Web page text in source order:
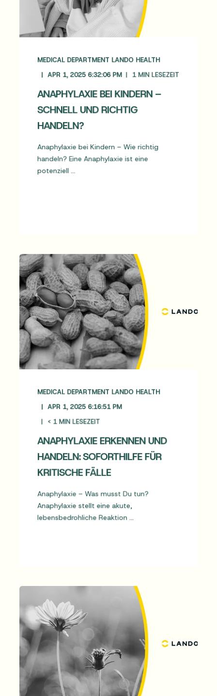
MEDICAL DEPARTMENT LANDO HEALTH
APR 1, 2025 6:32:06 PM
1MIN LESEZEIT
ANAPHYLAXIE BEI KINDERN –
SCHNELL UND RICHTIG
HANDELN?
Anaphylaxie bei Kindern – Wie richtig
handeln? Eine Anaphylaxie ist eine
potenziell ...
MEDICAL DEPARTMENT LANDO HEALTH
APR 1, 2025 6:16:51 PM
< 1 MIN LESEZEIT
ANAPHYLAXIE ERKENNEN UND
HANDELN: SOFORTHILFE FÜR
KRITISCHE FÄLLE
Anaphylaxie – Was musst Du tun?
Anaphylaxie stellt eine akute,
lebensbedrohliche Reaktion ...